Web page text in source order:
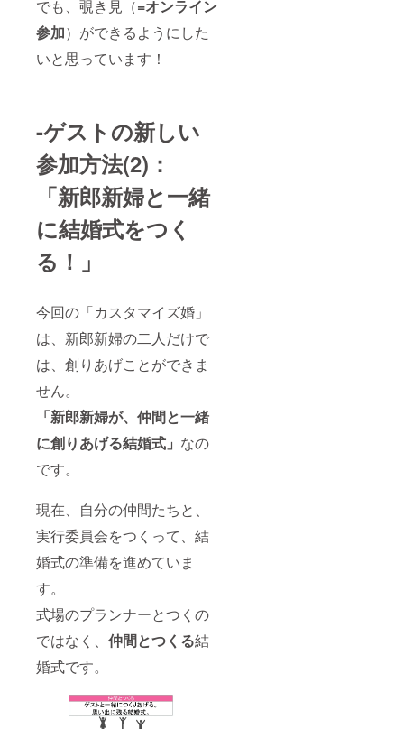
でも、覗き見（=オンライン
参加）ができるようにした
いと思っています！
-ゲストの新しい
参加方法(2)：
「新郎新婦と一緒
に結婚式をつく
る！」
今回の「カスタマイズ婚」
は、新郎新婦の二人だけで
は、創りあげことができま
せん。
「新郎新婦が、仲間と一緒
に創りあげる結婚式」 なの
です。
現在、自分の仲間たちと、
実行委員会をつくって、結
婚式の準備を進めていま
す。
式場のプランナーとつくの
ではなく、 仲間とつくる結
婚式です。